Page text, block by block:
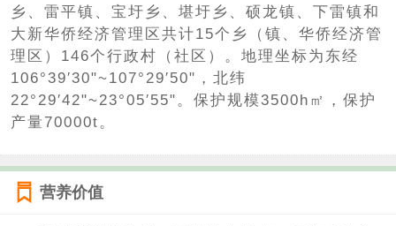
乡、雷平镇、宝圩乡、堪圩乡、硕龙镇、下雷镇和
大新华侨经济管理区共计15个乡（镇、华侨经济管
理区）146个行政村（社区）。地理坐标为东经
106°39′30"~107°29′50"，北纬
22°29′42"~23°05′55"。保护规模3500h㎡，保护
产量70000t。
营养价值